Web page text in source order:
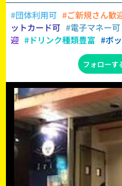
#団体利用可 #ご新規さん歓
ットカード可 #電子マネー可
迎 #ドリンク種類豊富 #ボ
フォローす